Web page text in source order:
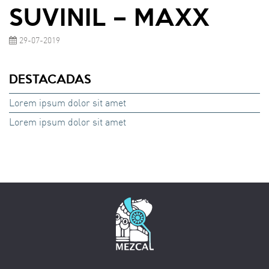
SUVINIL – MAXX
29-07-2019
DESTACADAS
Lorem ipsum dolor sit amet
Lorem ipsum dolor sit amet